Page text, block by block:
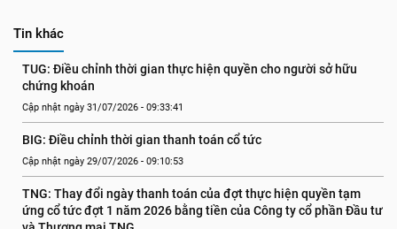
Tin khác
TUG: Điều chỉnh thời gian thực hiện quyền cho người sở hữu
chứng khoán
Cập nhật ngày 31/07/2026 - 09:33:41
BIG: Điều chỉnh thời gian thanh toán cổ tức
Cập nhật ngày 29/07/2026 - 09:10:53
TNG: Thay đổi ngày thanh toán của đợt thực hiện quyền tạm
ứng cổ tức đợt 1 năm 2026 bằng tiền của Công ty cổ phần Đầu tư